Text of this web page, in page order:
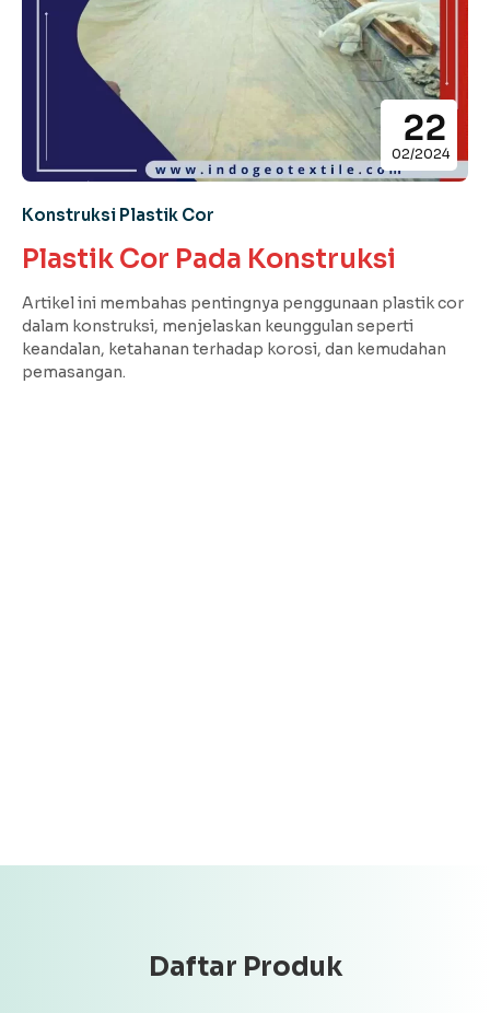
22
02/2024
Konstruksi Plastik Cor
Plastik Cor Pada Konstruksi
Artikel ini membahas pentingnya penggunaan plastik cor
dalam konstruksi, menjelaskan keunggulan seperti
keandalan, ketahanan terhadap korosi, dan kemudahan
pemasangan.
Daftar Produk